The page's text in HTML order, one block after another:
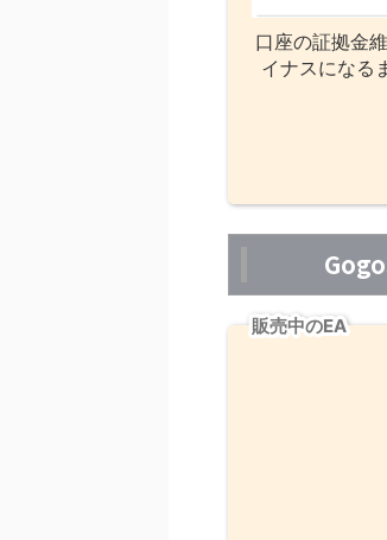
口座の証拠金
イナスになる
販売中のEA